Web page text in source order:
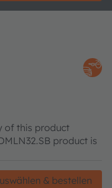
of this product
product is
& bestellen